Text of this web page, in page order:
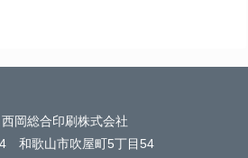
岡総合印刷株式会社
和歌山市吹屋町5丁目54